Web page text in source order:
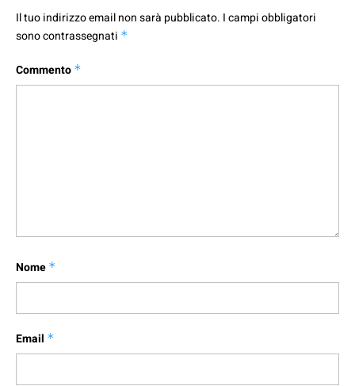
Il tuo indirizzo email non sarà pubblicato. I campi obbligatori
sono contrassegnati *
Commento *
Nome *
Email *